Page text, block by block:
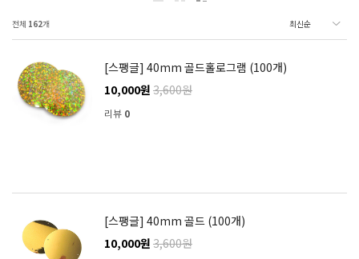
전체 162개
[스팽글] 40mm 골드홀로그램 (100개)
10,000원 3,600원
리뷰 0
[스팽글] 40mm 골드 (100개)
10,000원 3,600원